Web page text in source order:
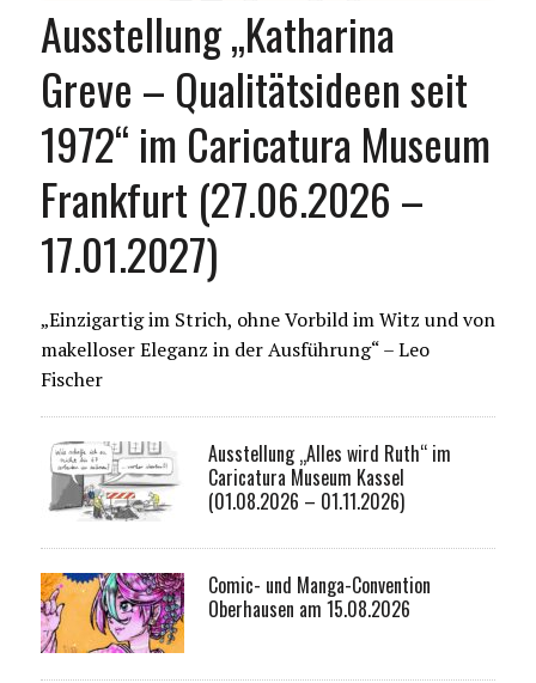
Ausstellung „Katharina
Greve – Qualitätsideen seit
1972“ im Caricatura Museum
Frankfurt (27.06.2026 –
17.01.2027)
„Einzigartig im Strich, ohne Vorbild im Witz und von
makelloser Eleganz in der Ausführung“ – Leo
Fischer
Ausstellung „Alles wird Ruth“ im
Caricatura Museum Kassel
(01.08.2026 – 01.11.2026)
Comic- und Manga-Convention
Oberhausen am 15.08.2026